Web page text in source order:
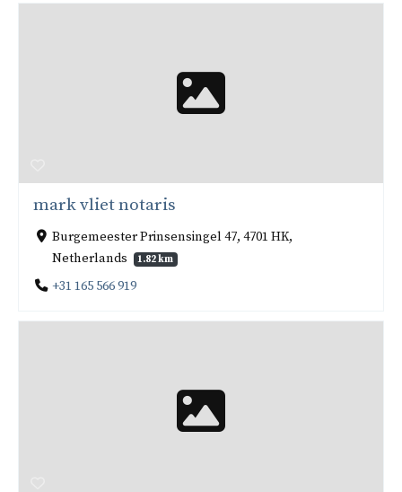
mark vliet notaris
Burgemeester Prinsensingel 47, 4701 HK,
Netherlands
1.82 km
+31 165 566 919